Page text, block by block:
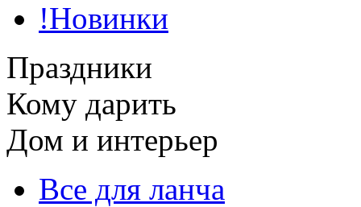
!Новинки
Праздники
Кому дарить
Дом и интерьер
Все для ланча